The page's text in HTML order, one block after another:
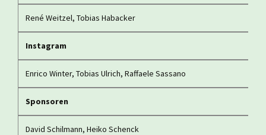
René Weitzel, Tobias Habacker
Instagram
Enrico Winter, Tobias Ulrich, Raffaele Sassano
Sponsoren
David Schilmann, Heiko Schenck